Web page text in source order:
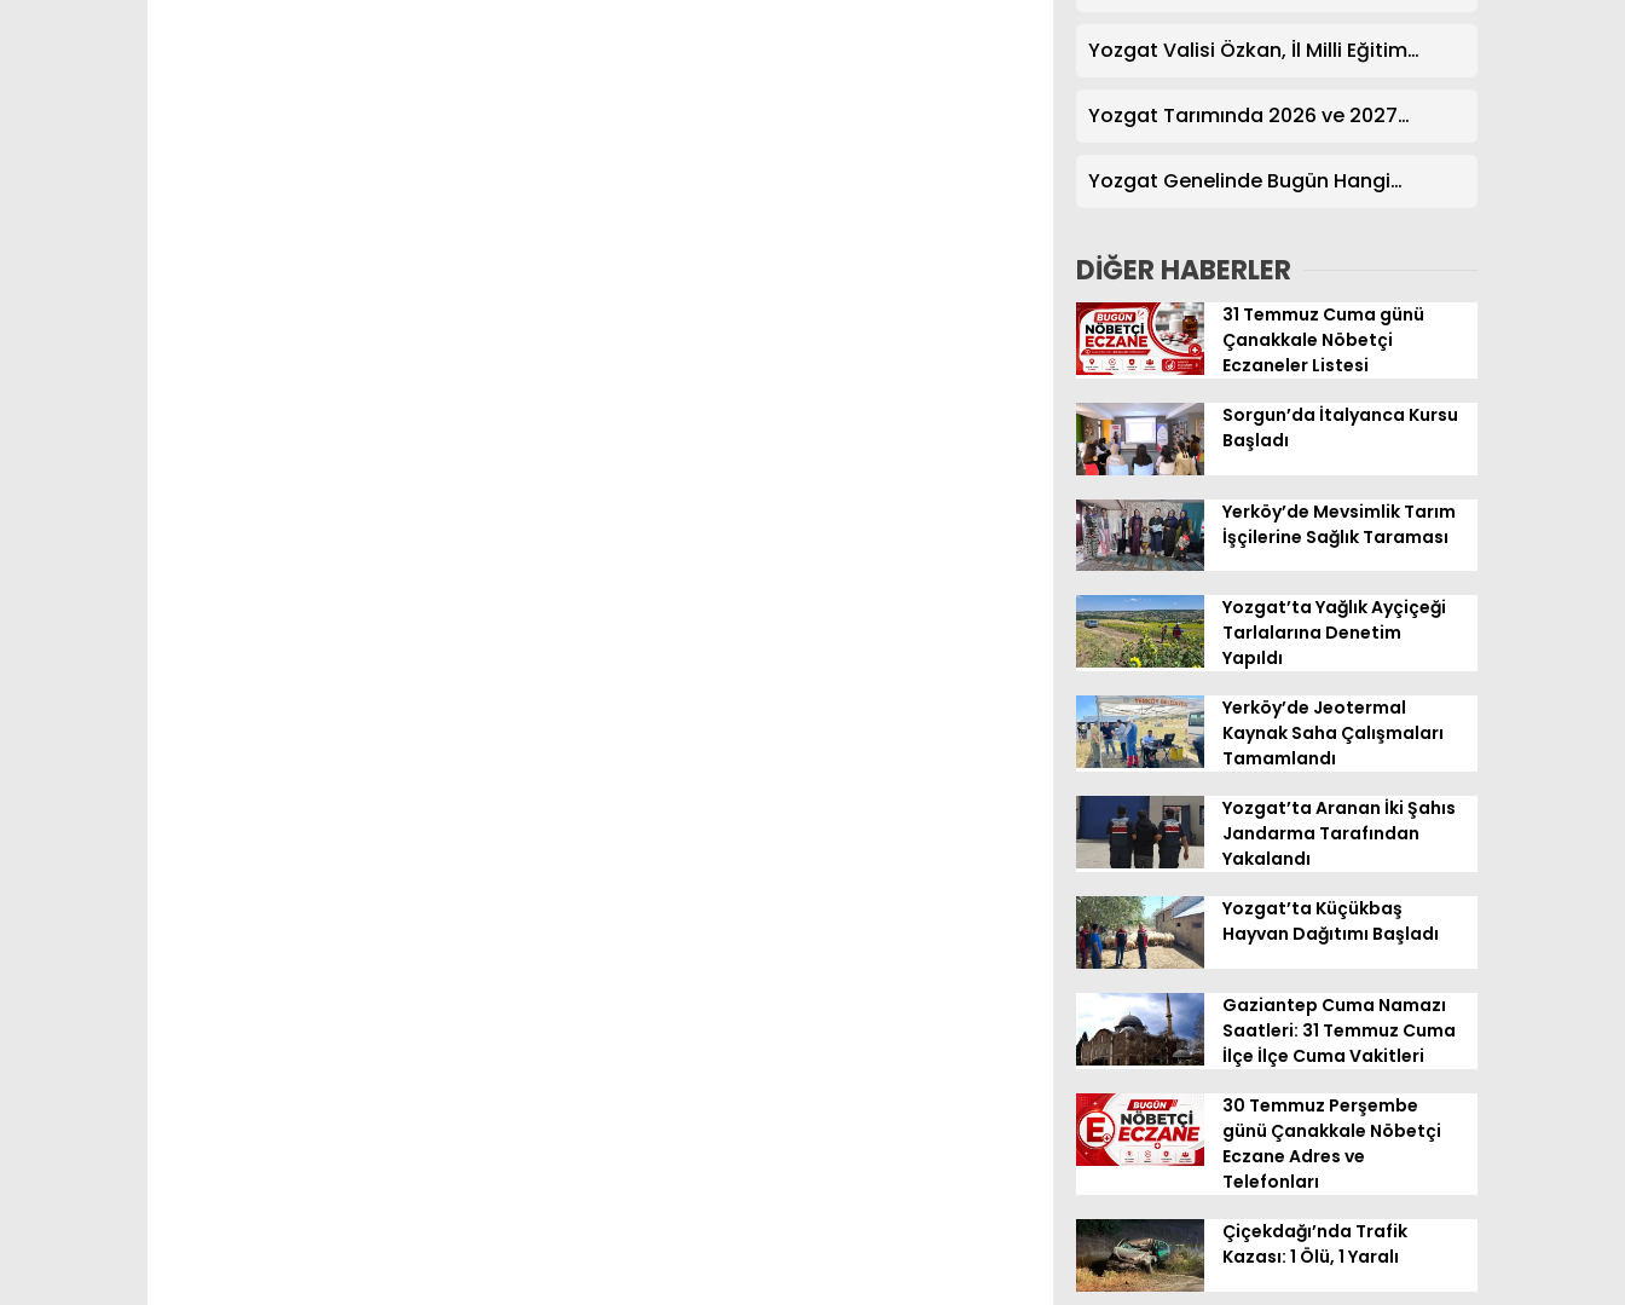
Üyeleriyle Buluştu
Yozgat Valisi Özkan, İl Milli Eğitim
Yozgat Tarımında 2026 ve 2027
Yozgat Genelinde Bugün Hangi
DİĞER HABERLER
31 Temmuz Cuma günü
Çanakkale Nöbetçi
Eczaneler Listesi
Sorgun’da İtalyanca Kursu
Başladı
Yerköy’de Mevsimlik Tarım
İşçilerine Sağlık Taraması
Yozgat’ta Yağlık Ayçiçeği
Tarlalarına Denetim
Yapıldı
Yerköy’de Jeotermal
Kaynak Saha Çalışmaları
Tamamlandı
Yozgat’ta Aranan İki Şahıs
Jandarma Tarafından
Yakalandı
Yozgat’ta Küçükbaş
Hayvan Dağıtımı Başladı
Gaziantep Cuma Namazı
Saatleri: 31 Temmuz Cuma
İlçe İlçe Cuma Vakitleri
30 Temmuz Perşembe
günü Çanakkale Nöbetçi
Eczane Adres ve
Telefonları
Çiçekdağı’nda Trafik
Kazası: 1 Ölü, 1 Yaralı